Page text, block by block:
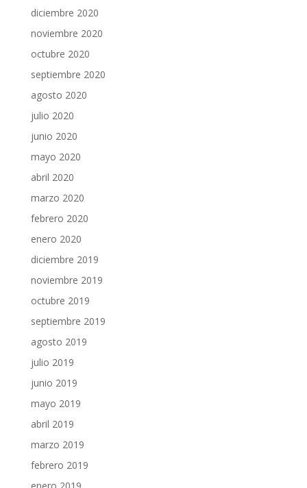
diciembre 2020
noviembre 2020
octubre 2020
septiembre 2020
agosto 2020
julio 2020
junio 2020
mayo 2020
abril 2020
marzo 2020
febrero 2020
enero 2020
diciembre 2019
noviembre 2019
octubre 2019
septiembre 2019
agosto 2019
julio 2019
junio 2019
mayo 2019
abril 2019
marzo 2019
febrero 2019